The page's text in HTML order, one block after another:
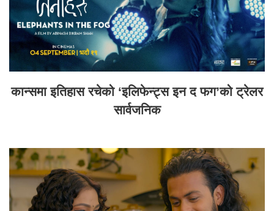
कान्समा इतिहास रचेको ‘इलिफेन्ट्स इन द फग’को ट्रेलर
सार्वजनिक